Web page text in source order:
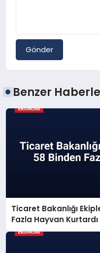
Gönder
Benzer
Ticaret Bakanlığı
Fazla Hayvan Kurtardı